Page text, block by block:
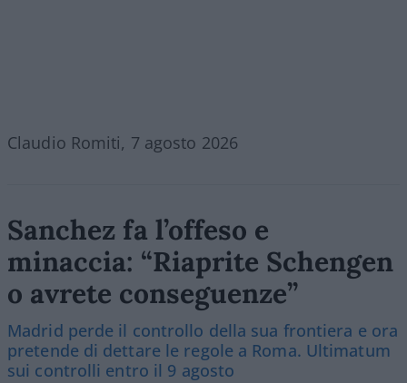
Claudio Romiti, 7 agosto 2026
Sanchez fa l’offeso e
minaccia: “Riaprite Schengen
o avrete conseguenze”
Madrid perde il controllo della sua frontiera e ora
pretende di dettare le regole a Roma. Ultimatum
sui controlli entro il 9 agosto